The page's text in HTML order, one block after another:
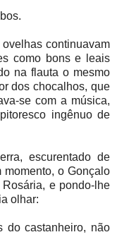
continuavam
como bons e leais
na flauta o mesmo
dos chocalhos, que
se com a música,
ingênuo de
escurentado de
momento, o Gonçalo
e pondo-lhe
olhar:
do castanheiro, não